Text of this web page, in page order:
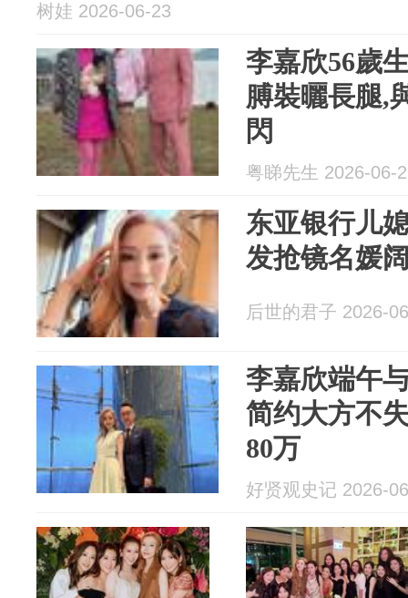
树娃 2026-06-23
李嘉欣56歲
膊裝曬長腿,
閃
粤睇先生 2026-06-
东亚银行儿
发抢镜名媛
后世的君子 2026-
李嘉欣端午
简约大方不
80万
好贤观史记 2026-